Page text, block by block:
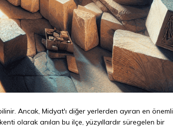
Ancak, Midyat'ı diğer yerlerden ayıran en önemli
olarak anılan bu ilçe, yüzyıllardır süregelen bir